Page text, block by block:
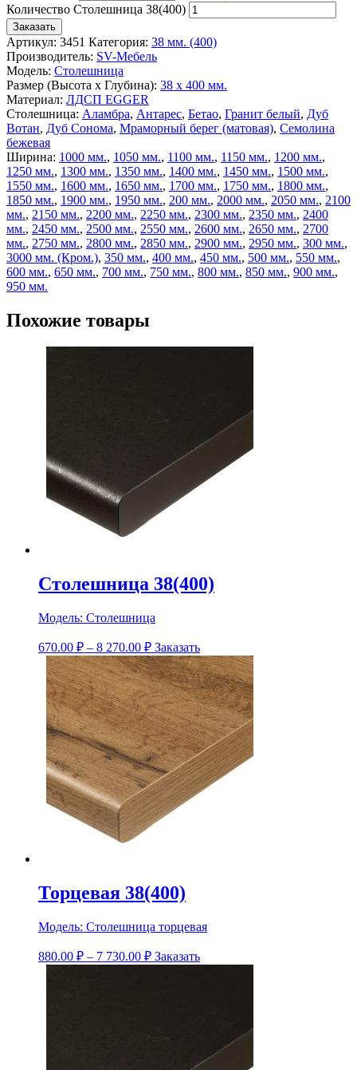
Количество Столешница 38(400)
Заказать
Артикул: 3451 Категория: 38 мм. (400)
Производитель: SV-Мебель
Модель: Столешница
Размер (Высота х Глубина): 38 х 400 мм.
Материал: ЛДСП EGGER
Столешница: Аламбра, Антарес, Бетао, Гранит белый, Дуб
Вотан, Дуб Сонома, Мраморный берег (матовая), Семолина
бежевая
Ширина: 1000 мм., 1050 мм., 1100 мм., 1150 мм., 1200 мм.,
1250 мм., 1300 мм., 1350 мм., 1400 мм., 1450 мм., 1500 мм.,
1550 мм., 1600 мм., 1650 мм., 1700 мм., 1750 мм., 1800 мм.,
1850 мм., 1900 мм., 1950 мм., 200 мм., 2000 мм., 2050 мм., 2100
мм., 2150 мм., 2200 мм., 2250 мм., 2300 мм., 2350 мм., 2400
мм., 2450 мм., 2500 мм., 2550 мм., 2600 мм., 2650 мм., 2700
мм., 2750 мм., 2800 мм., 2850 мм., 2900 мм., 2950 мм., 300 мм.,
3000 мм. (Кром.), 350 мм., 400 мм., 450 мм., 500 мм., 550 мм.,
600 мм., 650 мм., 700 мм., 750 мм., 800 мм., 850 мм., 900 мм.,
950 мм.
Похожие товары
Столешница 38(400)
Модель: Столешница
670.00 ₽ – 8 270.00 ₽ Заказать
Торцевая 38(400)
Модель: Столешница торцевая
880.00 ₽ – 7 730.00 ₽ Заказать